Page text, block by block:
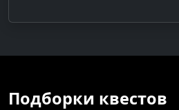
Подборки квестов